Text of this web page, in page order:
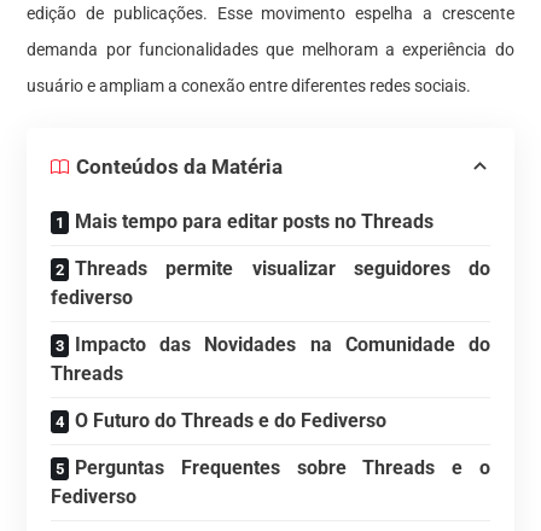
edição de publicações. Esse movimento espelha a crescente
demanda por funcionalidades que melhoram a experiência do
usuário e ampliam a conexão entre diferentes redes sociais.
Conteúdos da Matéria
Mais tempo para editar posts no Threads
Threads permite visualizar seguidores do
fediverso
Impacto das Novidades na Comunidade do
Threads
O Futuro do Threads e do Fediverso
Perguntas Frequentes sobre Threads e o
Fediverso